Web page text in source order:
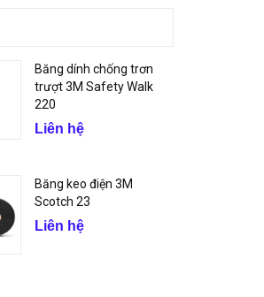
Băng dính chống trơn
trượt 3M Safety Walk
220
Liên hệ
Băng keo điện 3M
Scotch 23
Liên hệ